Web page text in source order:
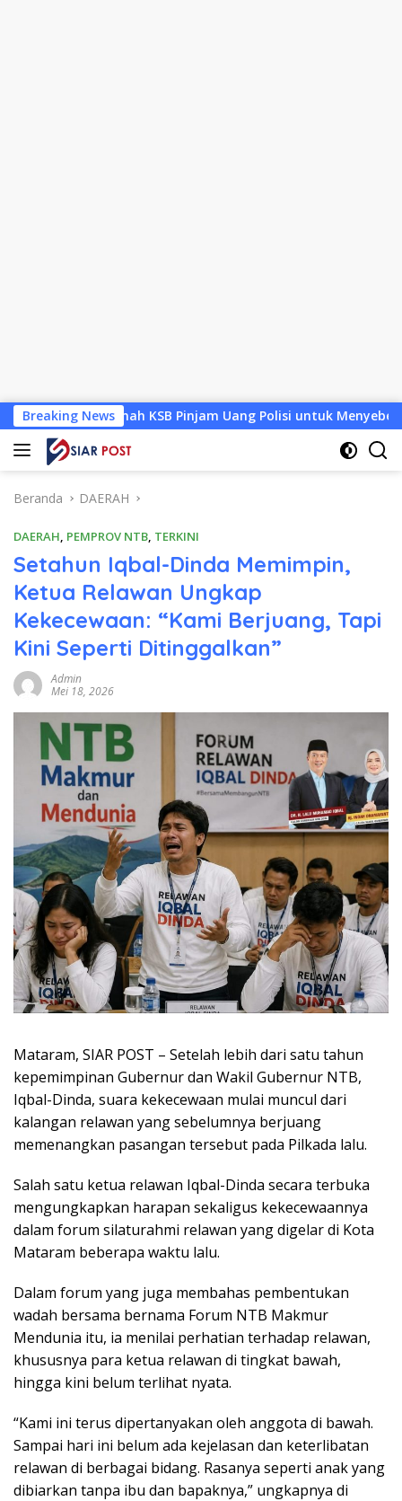
Langsung
ke
konten
Breaking News
KSB Pinjam Uang Polisi untuk Menyeberang, Asesmen
Beranda DAERAH
DAERAH, PEMPROV NTB, TERKINI
Setahun Iqbal-Dinda Memimpin,
Ketua Relawan Ungkap
Kekecewaan: “Kami Berjuang, Tapi
Kini Seperti Ditinggalkan”
Admin
Mei 18, 2026
Mataram, SIAR POST – Setelah lebih dari satu tahun
kepemimpinan Gubernur dan Wakil Gubernur NTB,
Iqbal-Dinda, suara kekecewaan mulai muncul dari
kalangan relawan yang sebelumnya berjuang
memenangkan pasangan tersebut pada Pilkada lalu.
Salah satu ketua relawan Iqbal-Dinda secara terbuka
mengungkapkan harapan sekaligus kekecewaannya
dalam forum silaturahmi relawan yang digelar di Kota
Mataram beberapa waktu lalu.
Dalam forum yang juga membahas pembentukan
wadah bersama bernama Forum NTB Makmur
Mendunia itu, ia menilai perhatian terhadap relawan,
khususnya para ketua relawan di tingkat bawah,
hingga kini belum terlihat nyata.
“Kami ini terus dipertanyakan oleh anggota di bawah.
Sampai hari ini belum ada kejelasan dan keterlibatan
relawan di berbagai bidang. Rasanya seperti anak yang
dibiarkan tanpa ibu dan bapaknya,” ungkapnya di